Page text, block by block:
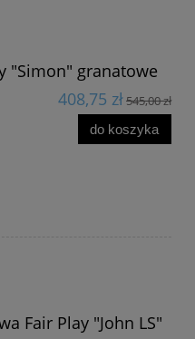
"Simon" granatowe
408,75 zł545,00 zł
do koszyka
Fair Play "John LS"